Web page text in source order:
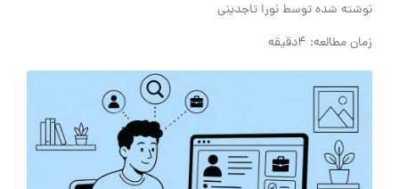
نوشته شده توسطنورا تاجدینی
زمان مطالعه: 4دقیقه